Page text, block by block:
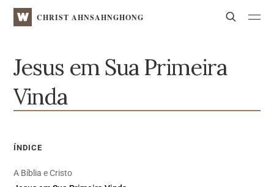
WATVCHRIST AHNSAHNGHONG Search
Jesus em Sua Primeira
Vinda
ÍNDICE
A Bíblia e Cristo